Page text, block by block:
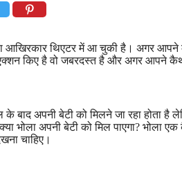
आखिरकार थिएटर में आ चुकी है। अगर आपने
किए है वो जबरदस्त है और अगर आपने
के बाद अपनी बेटी को मिलने जा रहा होता
भोला अपनी बेटी को मिल पाएगा? भोला
चाहिए।